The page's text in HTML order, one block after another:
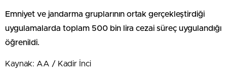
Emniyet ve jandarma gruplarının ortak gerçekleştirdiği
uygulamalarda toplam 500 bin lira cezai süreç uygulandığı
öğrenildi.
Kaynak: AA / Kadir İnci